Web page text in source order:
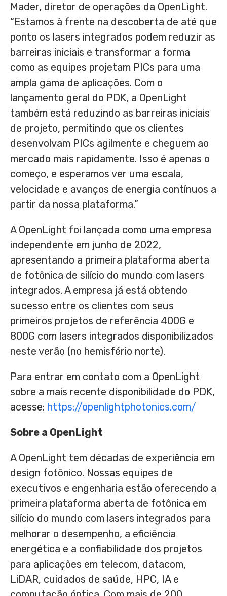
Mader, diretor de operações da OpenLight.
“Estamos à frente na descoberta de até que
ponto os lasers integrados podem reduzir as
barreiras iniciais e transformar a forma
como as equipes projetam PICs para uma
ampla gama de aplicações. Com o
lançamento geral do PDK, a OpenLight
também está reduzindo as barreiras iniciais
de projeto, permitindo que os clientes
desenvolvam PICs agilmente e cheguem ao
mercado mais rapidamente. Isso é apenas o
começo, e esperamos ver uma escala,
velocidade e avanços de energia contínuos a
partir da nossa plataforma.”
A OpenLight foi lançada como uma empresa
independente em junho de 2022,
apresentando a primeira plataforma aberta
de fotônica de silício do mundo com lasers
integrados. A empresa já está obtendo
sucesso entre os clientes com seus
primeiros projetos de referência 400G e
800G com lasers integrados disponibilizados
neste verão (no hemisfério norte).
Para entrar em contato com a OpenLight
sobre a mais recente disponibilidade do PDK,
acesse: https://openlightphotonics.com/
Sobre a OpenLight
A OpenLight tem décadas de experiência em
design fotônico. Nossas equipes de
executivos e engenharia estão oferecendo a
primeira plataforma aberta de fotônica em
silício do mundo com lasers integrados para
melhorar o desempenho, a eficiência
energética e a confiabilidade dos projetos
para aplicações em telecom, datacom,
LiDAR, cuidados de saúde, HPC, IA e